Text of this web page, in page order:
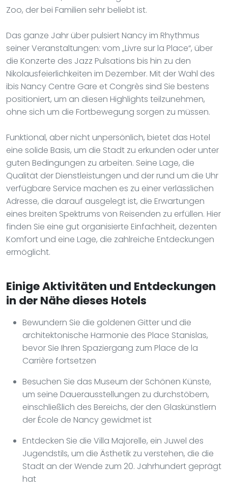
Zoo, der bei Familien sehr beliebt ist.
Das ganze Jahr über pulsiert Nancy im Rhythmus
seiner Veranstaltungen: vom „Livre sur la Place“, über
die Konzerte des Jazz Pulsations bis hin zu den
Nikolausfeierlichkeiten im Dezember. Mit der Wahl des
ibis Nancy Centre Gare et Congrès sind Sie bestens
positioniert, um an diesen Highlights teilzunehmen,
ohne sich um die Fortbewegung sorgen zu müssen.
Funktional, aber nicht unpersönlich, bietet das Hotel
eine solide Basis, um die Stadt zu erkunden oder unter
guten Bedingungen zu arbeiten. Seine Lage, die
Qualität der Dienstleistungen und der rund um die Uhr
verfügbare Service machen es zu einer verlässlichen
Adresse, die darauf ausgelegt ist, die Erwartungen
eines breiten Spektrums von Reisenden zu erfüllen. Hier
finden Sie eine gut organisierte Einfachheit, dezenten
Komfort und eine Lage, die zahlreiche Entdeckungen
ermöglicht.
Einige Aktivitäten und Entdeckungen
in der Nähe dieses Hotels
Bewundern Sie die goldenen Gitter und die
architektonische Harmonie des Place Stanislas,
bevor Sie Ihren Spaziergang zum Place de la
Carrière fortsetzen
Besuchen Sie das Museum der Schönen Künste,
um seine Dauerausstellungen zu durchstöbern,
einschließlich des Bereichs, der den Glaskünstlern
der École de Nancy gewidmet ist
Entdecken Sie die Villa Majorelle, ein Juwel des
Jugendstils, um die Ästhetik zu verstehen, die die
Stadt an der Wende zum 20. Jahrhundert geprägt
hat